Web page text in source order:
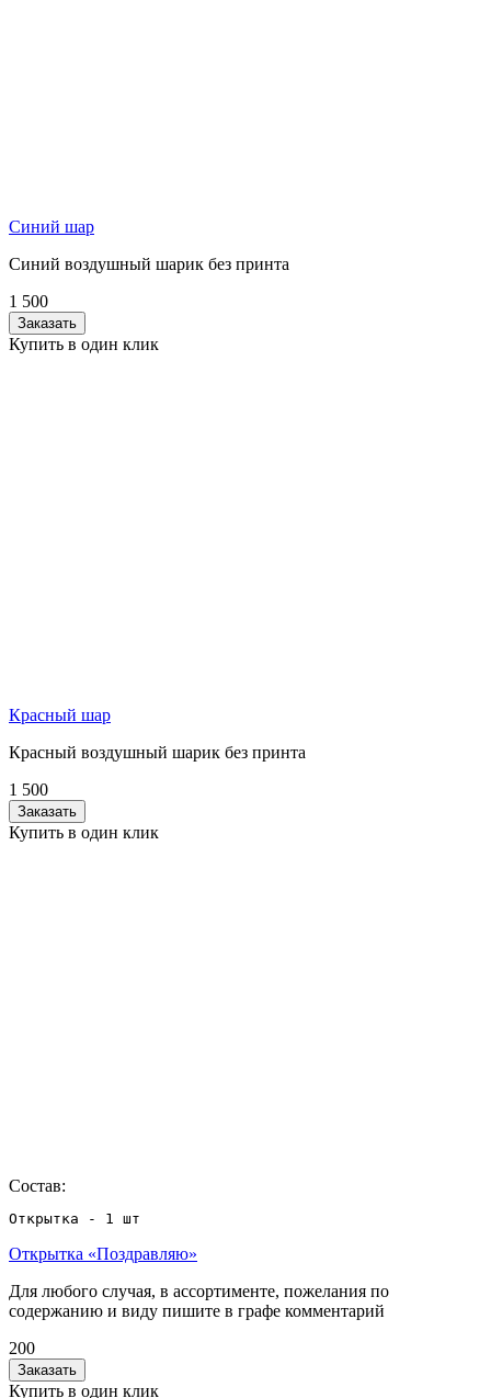
Синий шар
Синий воздушный шарик без принта
1 500
Заказать
Купить в один клик
Красный шар
Красный воздушный шарик без принта
1 500
Заказать
Купить в один клик
Состав:
Открытка «Поздравляю»
Для любого случая, в ассортименте, пожелания по
содержанию и виду пишите в графе комментарий
200
Заказать
Купить в один клик